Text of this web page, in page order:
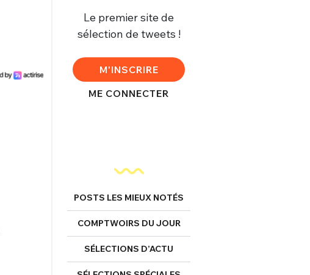
Le premier site de
sélection de tweets !
M'INSCRIRE
ME CONNECTER
POSTS LES MIEUX NOTÉS
COMPTWOIRS DU JOUR
SÉLECTIONS D’ACTU